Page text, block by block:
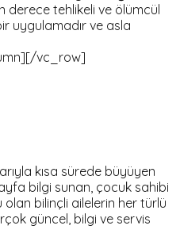
derece tehlikeli ve ölümcül
uygulamadır ve asla
vc_row]
kısa sürede büyüyen
bilgi sunan, çocuk sahibi
bilinçli ailelerin her türlü
güncel, bilgi ve servis